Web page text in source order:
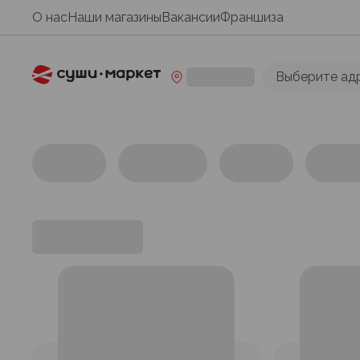
О насНаши магазиныВакансииФраншиза
Выберите